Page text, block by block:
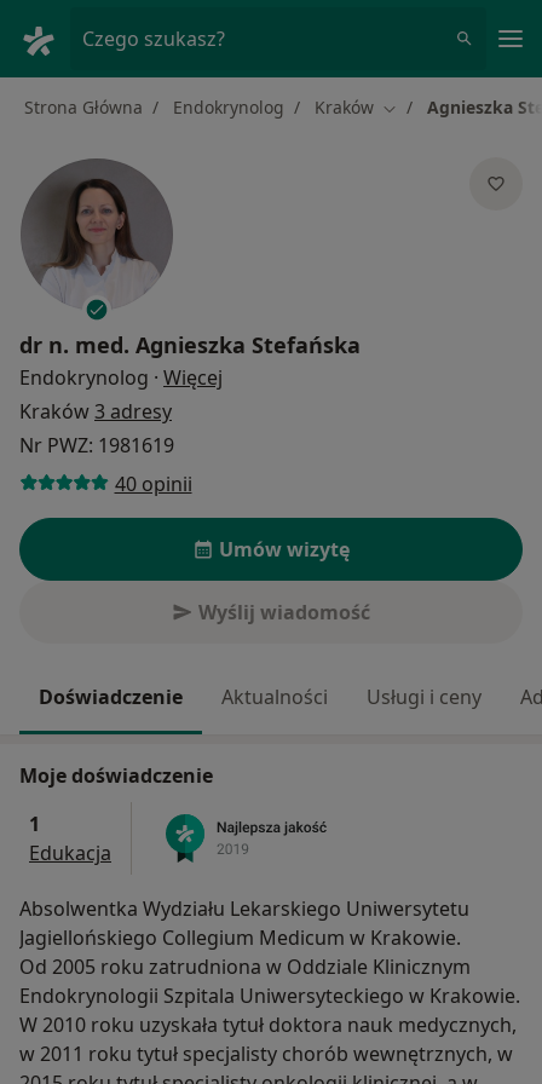
Czego szukasz?
Strona Główna Endokrynolog Kraków Zmień miasto
Agnieszka
dr n. med. Agnieszka Stefańska
Endokrynolog · Więcej
Kraków3 adresy
Nr PWZ: 1981619
40 opinii
Umów wizytę
Wyślij wiadomość
Doświadczenie Aktualności Usługi i ceny
Moje doświadczenie
1
Edukacja
Absolwentka Wydziału Lekarskiego Uniwersytetu
Jagiellońskiego Collegium Medicum w Krakowie.
Od 2005 roku zatrudniona w Oddziale Klinicznym
Endokrynologii Szpitala Uniwersyteckiego w Krakowie.
W 2010 roku uzyskała tytuł doktora nauk medycznych,
w 2011 roku tytuł specjalisty chorób wewnętrznych, w